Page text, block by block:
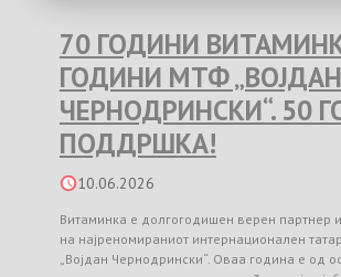
70 ГОДИНИ
ГОДИНИ МТФ „ВОЈДАН
ЧЕРНОДРИНСКИ“. 50
ПОДДРШКА!
10.06.2026
Витаминка е долгогодишен верен партнер
на најреномираниот интернационален
„Војдан Чернодрински“. Оваа година е од